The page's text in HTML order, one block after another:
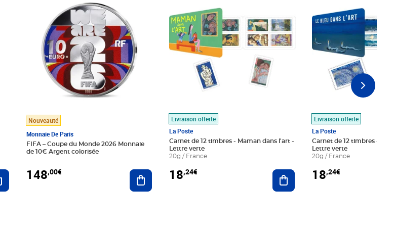
Ajouter au panier
Nouveauté
Monnaie De Paris
FIFA – Coupe du Monde 2026 Monnaie
de 10€ Argent colorisée
148,00€ Ajouter au panier
Livraison offerte
La Poste
Carnet de 12 timbres - Maman dans l'art -
Lettre verte
20g / France
18,24€ Ajouter au panier
Livraison offerte
La Poste
Carnet de 12 timbres - Le
Lettre verte
20g / France
18,24€